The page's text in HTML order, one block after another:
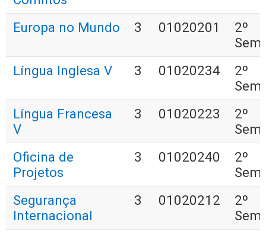
Europa no Mundo 3 01020201
2º
Língua Inglesa V
3 01020234
2º
Língua Francesa
V
3 01020223
2º
Oficina de
Projetos
3 01020240
2º
Segurança
Internacional
3 01020212
2º